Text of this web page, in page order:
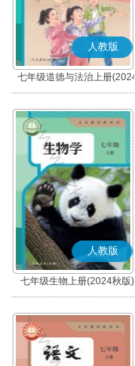
人教版
七年级道德与法治上册(2024
秋版)(部编版)
人教版
七年级生物上册(2024秋版)